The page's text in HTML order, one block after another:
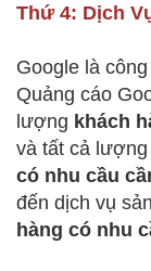
Thứ 4: Dịch
Google là
Quảng cáo
lượng khách
và tất cả
có nhu cầu
đến dịch vụ
hàng có nhu